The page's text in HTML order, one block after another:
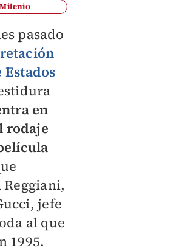
pasado
en
rodaje
jefe
al que
1995.